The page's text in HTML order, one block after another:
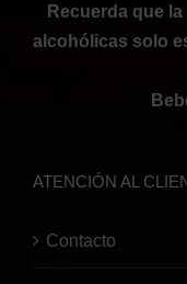
Recuerda que
alcohólicas solo
ATENCIÓN AL
Contacto